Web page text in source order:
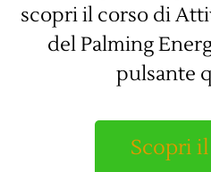
scopri il corso di
del Palming
pulsante
Scopri